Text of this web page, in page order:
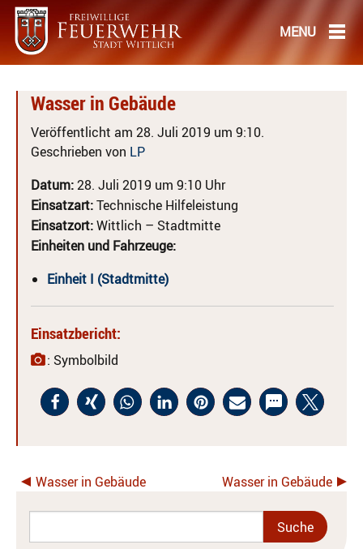
Wasser in Gebäude
Veröffentlicht am 28. Juli 2019 um 9:10.
Geschrieben von LP
Datum:28. Juli 2019 um 9:10 Uhr
Einsatzart:Technische Hilfeleistung
Einsatzort:Wittlich – Stadtmitte
Einheiten und Fahrzeuge:
Einheit I (Stadtmitte)
Einsatzbericht:
: Symbolbild
Wasser in Gebäude Wasser in Gebäude